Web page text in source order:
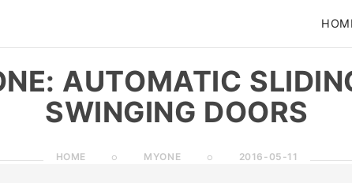
AUTOMATIC
SWINGING DOORS
HOME MYONE 2016-05-11